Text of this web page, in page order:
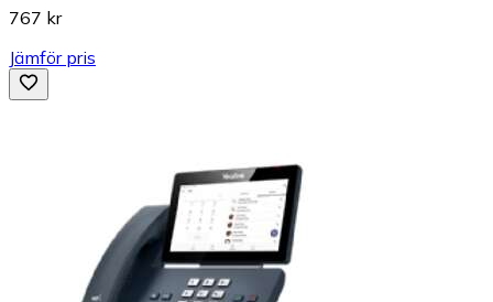
767 kr
Jämför pris